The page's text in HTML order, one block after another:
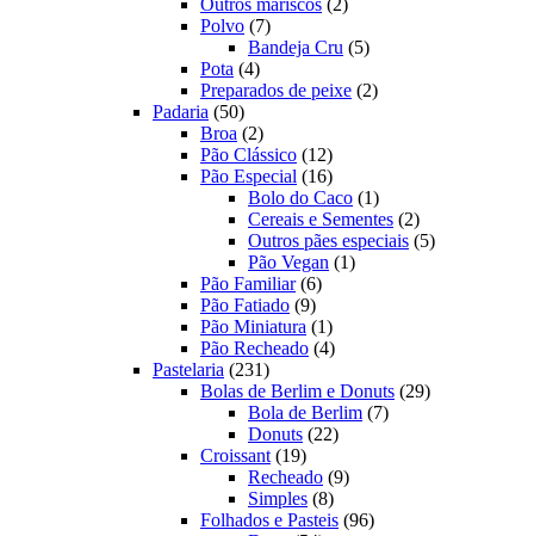
Outros mariscos 2
Polvo 77
produtos
Bandeja Cru 55
Pota 44
produtos
Preparados de peixe 22
Padaria 5050
produtos
Broa 22
produtos
Pão Clássico 1212
produtos
Pão Especial 1616
produtos
Bolo do Caco 11
produto
Cereais e Sementes 22
produtos
Outros pães especiais 55
Pão Vegan 11
Pão Familiar 66
produtos
Pão Fatiado 99
produtos
Pão Miniatura 11
produto
Pão Recheado 44
Pastelaria 231231
produtos
Bolas de Berlim e Donuts 2929
Bola de Berlim 77
Donuts 2222
Croissant 1919
produtos
Recheado 99
Simples 88
produtos
Folhados e Pasteis 9696